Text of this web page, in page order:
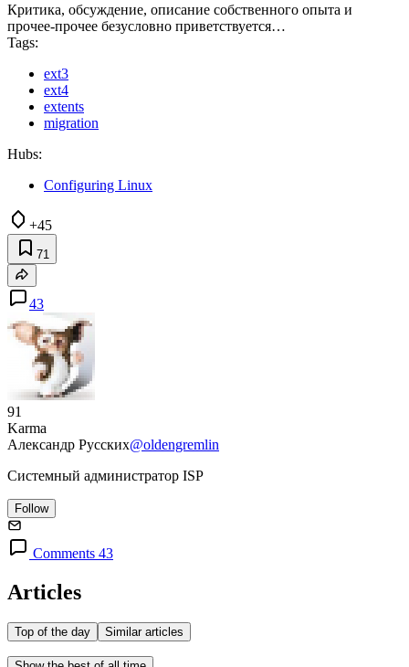
Критика, обсуждение, описание собственного опыта и
прочее-прочее безусловно приветствуется…
Tags:
ext3
ext4
extents
migration
Hubs:
Configuring Linux
+45
71
43
91
Karma
Александр Русских@oldengremlin
Системный администратор ISP
Follow
Comments 43
Articles
Top of the day Similar articles